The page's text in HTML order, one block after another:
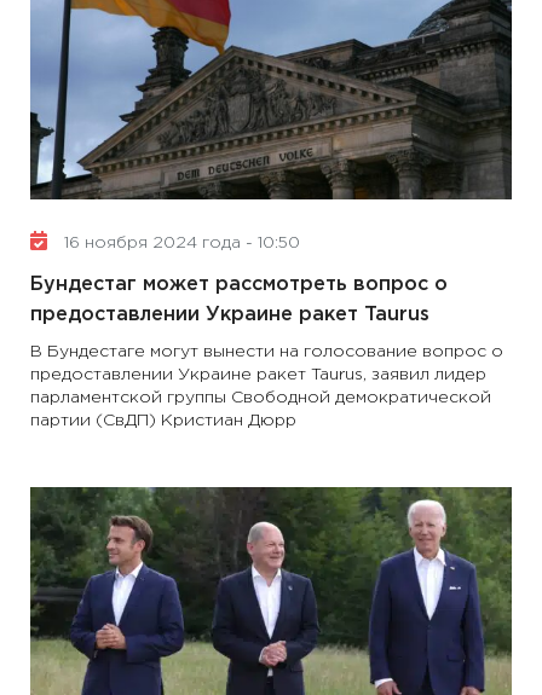
16 ноября 2024 года - 10:50
Бундестаг может рассмотреть вопрос о
предоставлении Украине ракет Taurus
В Бундестаге могут вынести на голосование вопрос о
предоставлении Украине ракет Taurus, заявил лидер
парламентской группы Свободной демократической
партии (СвДП) Кристиан Дюрр